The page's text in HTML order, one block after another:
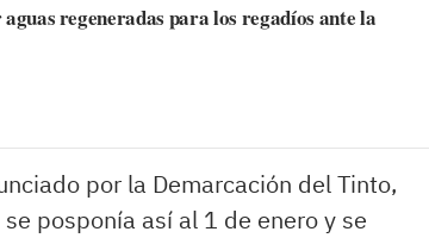
regeneradas para los regadíos ante la
por la Demarcación del Tinto,
posponía así al 1 de enero y se